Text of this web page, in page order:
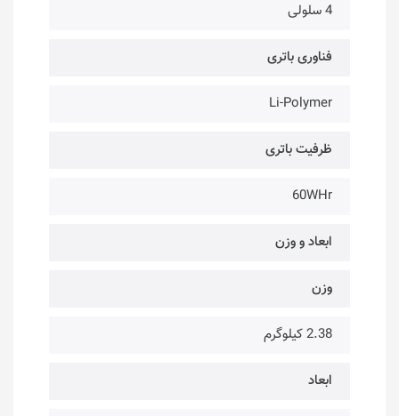
4 سلولی
فناوری باتری
Li-Polymer
ظرفیت باتری
60WHr
ابعاد و وزن
وزن
2.38 کیلوگرم
ابعاد